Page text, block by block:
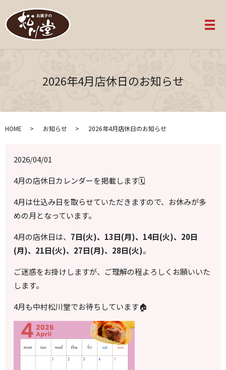
メ
2026年4月店休日のお知らせ
HOME お知らせ 2026年4月店休日のお知らせ
2026/04/01
4月の店休日カレンダーを掲載します🗓️
4月は仕込み日を取らせていただきますので、お休みが多
めの月となっています。
4月の店休日は、 7日(火)、13日(月)、14日(火)、20日
(月)、21日(火)、27日(月)、28日(火)。
ご迷惑をお掛けしますが、ご理解の程よろしくお願いいた
します。
4月も中村松川堂でお待ちしています🏠